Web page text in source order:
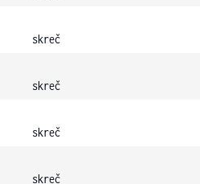
skreč
skreč
skreč
skreč